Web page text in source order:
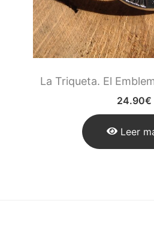
La Triqueta. El
24.90€
Leer